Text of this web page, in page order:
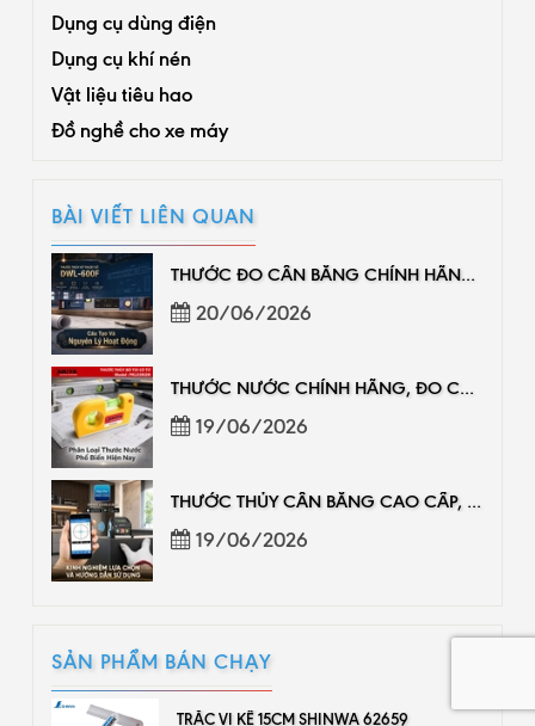
Dụng cụ dùng điện
Dụng cụ khí nén
Vật liệu tiêu hao
Đồ nghề cho xe máy
BÀI VIẾT LIÊN QUAN
THƯỚC ĐO CÂN BẰNG CHÍNH HÃNG, ĐO CHUẨN DỄ DÙNG
20/06/2026
THƯỚC NƯỚC CHÍNH HÃNG, ĐO CÂN BẰNG CHUẨN
19/06/2026
THƯỚC THỦY CÂN BẰNG CAO CẤP, GIÁ PHÂN PHỐI
19/06/2026
SẢN PHẨM BÁN CHẠY
TRẮC VI KẾ 15CM SHINWA 62659